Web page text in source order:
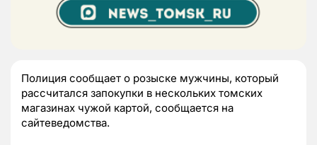
Полиция сообщает о розыске мужчины, который
рассчитался запокупки в нескольких томских
магазинах чужой картой, сообщается на
сайтеведомства.